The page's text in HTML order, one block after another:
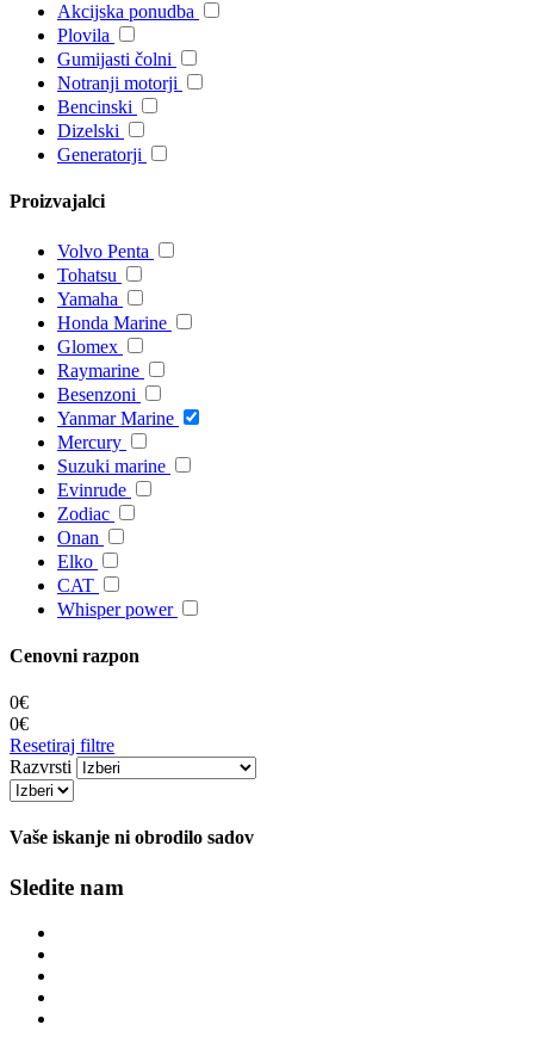
Akcijska ponudba
Plovila
Gumijasti čolni
Notranji motorji
Bencinski
Dizelski
Generatorji
Proizvajalci
Volvo Penta
Tohatsu
Yamaha
Honda Marine
Glomex
Raymarine
Besenzoni
Yanmar Marine
Mercury
Suzuki marine
Evinrude
Zodiac
Onan
Elko
CAT
Whisper power
Cenovni razpon
0€
0€
Resetiraj filtre
Razvrsti
Vaše iskanje ni obrodilo sadov
Sledite nam